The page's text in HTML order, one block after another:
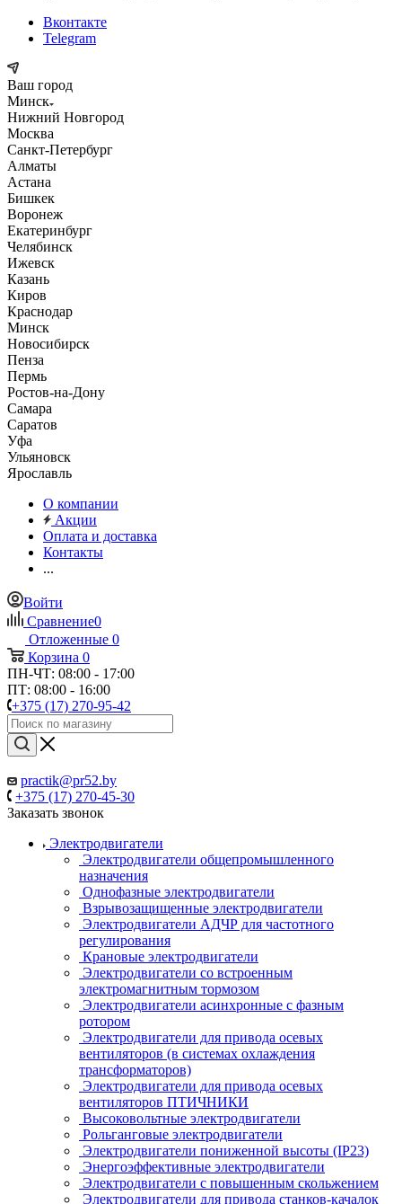
Вконтакте
Telegram
Ваш город
Минск
Нижний Новгород
Москва
Санкт-Петербург
Алматы
Астана
Бишкек
Воронеж
Екатеринбург
Челябинск
Ижевск
Казань
Киров
Краснодар
Минск
Новосибирск
Пенза
Пермь
Ростов-на-Дону
Самара
Саратов
Уфа
Ульяновск
Ярославль
О компании
Акции
Оплата и доставка
Контакты
...
Войти
Сравнение0
Отложенные 0
Корзина 0
ПН-ЧТ: 08:00 - 17:00
ПТ: 08:00 - 16:00
+375 (17) 270-95-42
practik@pr52.by
+375 (17) 270-45-30
Заказать звонок
Электродвигатели
Электродвигатели общепромышленного
назначения
Однофазные электродвигатели
Взрывозащищенные электродвигатели
Электродвигатели АДЧР для частотного
регулирования
Крановые электродвигатели
Электродвигатели со встроенным
электромагнитным тормозом
Электродвигатели асинхронные с фазным
ротором
Электродвигатели для привода осевых
вентиляторов (в системах охлаждения
трансформаторов)
Электродвигатели для привода осевых
вентиляторов ПТИЧНИКИ
Высоковольтные электродвигатели
Рольганговые электродвигатели
Электродвигатели пониженной высоты (IP23)
Энергоэффективные электродвигатели
Электродвигатели с повышенным скольжением
Электродвигатели для привода станков-качалок